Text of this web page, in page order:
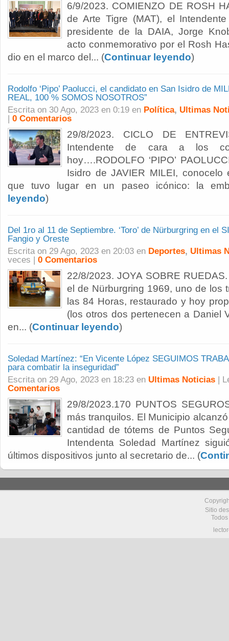
6/9/2023. COMIENZO DE ROSH
de Arte Tigre (MAT), el
presidente de la DAIA, Jorge
acto conmemorativo por el Rosh
dio en el marco del... (Continuar leyendo)
Rodolfo ‘Pipo’ Paolucci, el candidato en San Isidro de
REAL, 100 % SOMOS NOSOTROS”
Escrita on 30 Ago, 2023 en 0:19 en Política, Ultimas
| 0 Comentarios
29/8/2023. CICLO DE
Intendente de cara a los
hoy….RODOLFO ‘PIPO’
Isidro de JAVIER MILEI,
que tuvo lugar en un paseo icónico: la
leyendo)
Del 1ro al 11 de Septiembre. ‘Toro’ de Nürburgring en el
Fangio y Oreste
Escrita on 29 Ago, 2023 en 20:03 en Deportes, Ultimas
veces | 0 Comentarios
22/8/2023. JOYA SOBRE
el de Nürburgring 1969, uno de los
las 84 Horas, restaurado y hoy
(los otros dos pertenecen a Daniel
en... (Continuar leyendo)
Soledad Martínez: “En Vicente López SEGUIMOS
para combatir la inseguridad”
Escrita on 29 Ago, 2023 en 18:23 en Ultimas Noticias |
Comentarios
29/8/2023.170 PUNTOS
más tranquilos. El Municipio
cantidad de tótems de Puntos
Intendenta Soledad Martínez
últimos dispositivos junto al secretario de... (
Sitio